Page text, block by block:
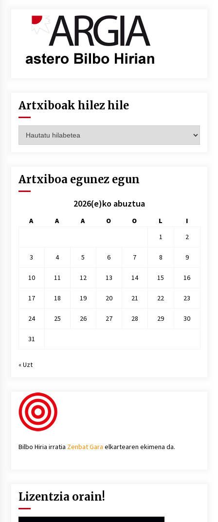
Artxiboak hilez hile
hilez
Artxiboa egunez egun
2026(e)ko abuztua
A A A O O L
I
1
2
3 4 5 6 7 8 9
10 11 12 13 14 15 16
17 18 19 20 21 22 23
24 25 26 27 28 29 30
31
« Uzt
Bilbo Hiria irratia Zenbat Gara elkartearen ekimena da.
Lizentzia orain!